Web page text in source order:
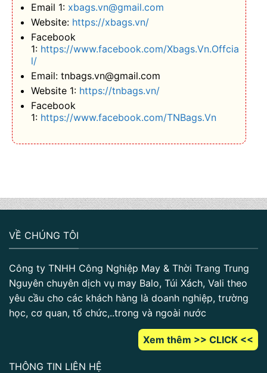
Email 1: xbags.vn@gmail.com
Website: https://xbags.vn/
Facebook
1: https://www.facebook.com/Xbags.Vn.Offcia
l/
Email: tnbags.vn@gmail.com
Website 1: https://tnbags.vn/
Facebook
1: https://www.facebook.com/TNBags.Vn
VỀ CHÚNG TÔI
Công ty TNHH Công Nghiệp May & Thời Trang Trung
Nguyên chuyên dịch vụ may Balo, Túi Xách, Vali theo
yêu cầu cho các khách hàng là doanh nghiệp, trường
học, cơ quan, tổ chức,..trong và ngoài nước
Xem thêm >> CLICK <<
THÔNG TIN LIÊN HỆ